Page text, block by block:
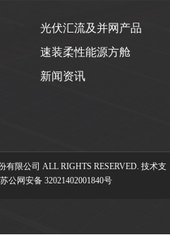
光伏汇流及并网产品
速装柔性能源方舱
新闻资讯
有限公司 ALL RIGHTS RESERVED. 技术支
苏公网安备 32021402001840号